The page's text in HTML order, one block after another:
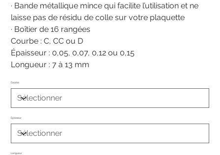
· Bande métallique mince qui facilite l’utilisation et ne
laisse pas de résidu de colle sur votre plaquette
· Boîtier de 16 rangées
Courbe : C, CC ou D
Épaisseur : 0,05, 0,07, 0,12 ou 0,15
Longueur : 7 à 13 mm
Courbe
Épaisseur
Longueur